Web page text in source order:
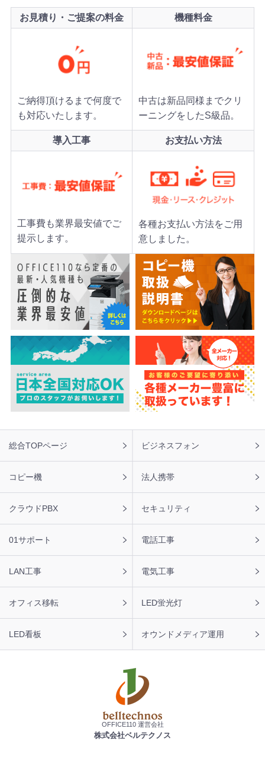
お見積り・ご提案の料金
ご納得頂けるまで何度で
も対応いたします。
機種料金
中古は新品同様までクリ
ーニングをしたS級品。
導入工事
工事費も業界最安値でご
提示します。
お支払い方法
各種お支払い方法をご用
意しました。
ッ
タ
総合TOPページ ビジネスフォン
コピー機 法人携帯
クラウドPBX セキュリティ
01サポート 電話工事
LAN工事 電気工事
オフィス移転 LED蛍光灯
LED看板 オウンドメディア運用
OFFICE110 運営会社
株式会社ベルテクノス